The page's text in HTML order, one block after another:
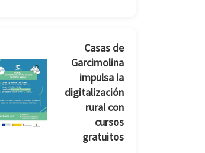
Casas de
Garcimolina
impulsa la
digitalización
rural con
cursos
gratuitos